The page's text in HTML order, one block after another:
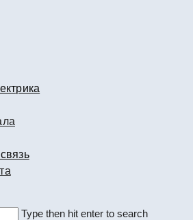
Type then hit enter to search